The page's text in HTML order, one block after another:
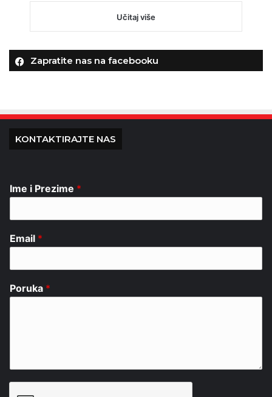
Učitaj više
Zapratite nas na facebooku
KONTAKTIRAJTE NAS
Ime i Prezime *
Email *
Poruka *